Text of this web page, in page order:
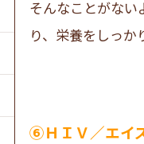
そんなことがない
り、栄養をしっか
⑥ＨＩＶ／エイ